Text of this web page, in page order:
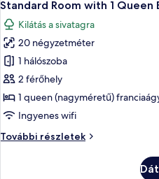
további
részletei
következő
szoba
összes
képének
megtekintése:
Standard
Room
1
Standard Room with 1 Queen
Kilátás a sivatagra
20 négyzetméter
1 hálószoba
2 férőhely
1 queen (nagyméretű)
Ingyenes wifi
További részletek
Standard